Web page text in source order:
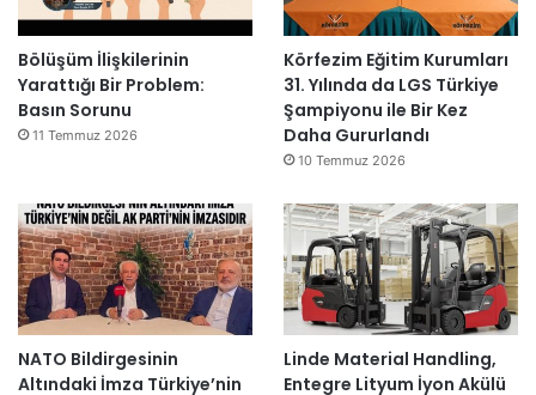
Bölüşüm İlişkilerinin
Yarattığı Bir Problem:
Basın Sorunu
11 Temmuz 2026
Körfezim Eğitim Kurumları
31. Yılında da LGS Türkiye
Şampiyonu ile Bir Kez
Daha Gururlandı
10 Temmuz 2026
NATO Bildirgesinin
Altındaki İmza Türkiye’nin
Linde Material Handling,
Entegre Lityum İyon Akülü